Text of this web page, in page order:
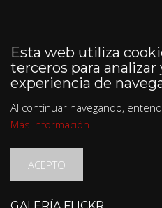
Esta web utiliza
terceros para
experiencia de
Al continuar navegando,
Más información
ACEPTO
GALERÍA FLICKR